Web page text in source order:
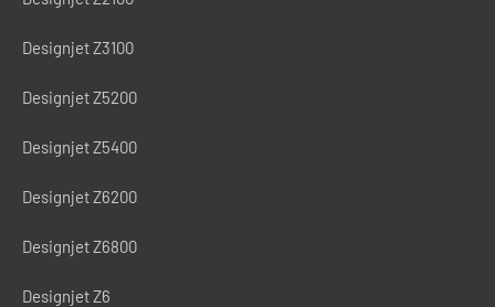
Designjet Z3100
Designjet Z5200
Designjet Z5400
Designjet Z6200
Designjet Z6800
Designjet Z6